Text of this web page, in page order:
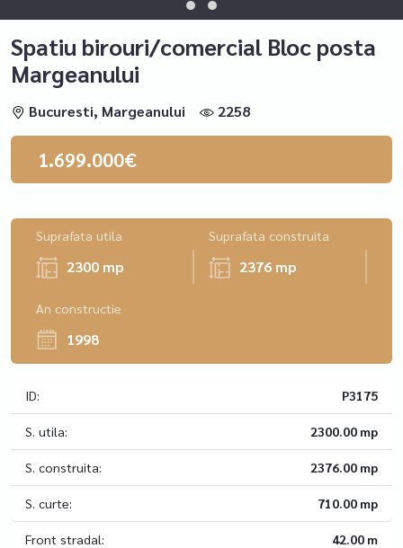
Spatiu birouri/comercial Bloc posta
Margeanului
Bucuresti, Margeanului 2258
1.699.000€
Suprafata utila
2300 mp
Suprafata construita
2376 mp
An constructie
1998
ID: P3175
S. utila: 2300.00 mp
S. construita: 2376.00 mp
S. curte: 710.00 mp
Front stradal: 42.00 m